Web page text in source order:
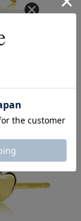
ィース スター
フ K18 ゴール
yg-s